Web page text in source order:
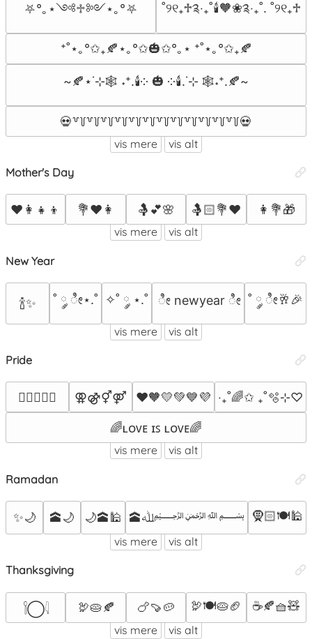
⛧°｡⋆༺♱༻⋆｡°⛧ ˚୨୧₊♱༉‧₊˚🕯️🧡❀༉‧₊˚. ˚୨୧₊♱
⁺˚⋆｡°✩₊🍂⋆｡°✩🎃✩°｡⋆ ⁺˚⋆｡°✩₊🍂
~🍂⋆˙⊹🕸️ ˖⁺.🕯️༶ 🎃 ༶🕯️.˙⊹ 🕸️˖⁺.🍂~
💀꒷꒦꒷꒦꒷꒦꒷꒦꒷꒦꒷꒦꒷꒦꒷꒦꒷꒦꒷꒦꒷꒦꒷꒦💀
vis mere vis alt
Mother's Day
❤️👩‍👧‍👦 💐❤️👩 🤱💕🌸 🤱🏻💐❤ 👩💐🎁
vis mere vis alt
New Year
🍾✨ ˚ ༘ ೀ⋆.˚ ✧˚ ༘ ⋆.˚ ೀ newyear ೀ ˚ ༘ ೀ🥂🎉
vis mere vis alt
Pride
🏳️‍🌈💅🏻✨ ⚢⚣⚥⚤ ❤️🧡💛💚💙💜 ‧₊˚🌈✩ ₊˚🫧⊹♡
🌈ʟᴏᴠᴇ ɪꜱ ʟᴏᴠᴇ🌈
vis mere vis alt
Ramadan
✨🌙 🕋🌙 🌙🕋🕌 🕋ﷲ﷽ 🧕🏻🍽️🕌
vis mere vis alt
Thanksgiving
𓌉◯𓇋 🦃🥧🍂 🍗🍠🥔 🦃🍽🥧🏈 ☕🍂🧺🧸
vis mere vis alt